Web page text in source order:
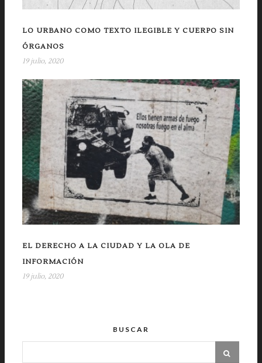
LO URBANO COMO TEXTO ILEGIBLE Y CUERPO SIN
ÓRGANOS
19 julio, 2020
EL DERECHO A LA CIUDAD Y LA OLA DE
INFORMACIÓN
19 julio, 2020
BUSCAR